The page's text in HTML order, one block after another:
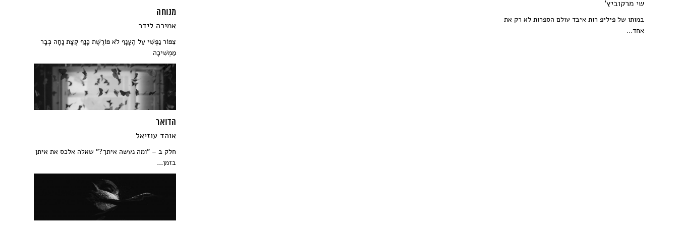
מנוחה
אמירה לידר
צִפּוֹר נַפְשִׁי עַל הֶעָנָף לֹא פּוֹרֶשֶׁת כָּנָף קְצָת נָחָה כְּבָר
מַמְשִׁיכָה
הדואר
אוהד עוזיאל
חלק ב – "ומה נעשה איתך?" שאלה אלכס את איתן
בזמן...
שי מרקוביץ'
במותו של פיליפ רות איבד עולם הספרות לא רק את
אחד...